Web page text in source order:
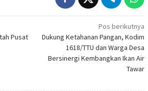
Pusat
Pos berikutnya
Dukung Ketahanan Pangan, Kodim
1618/TTU dan Warga Desa
Bersinergi Kembangkan Ikan Air
Tawar